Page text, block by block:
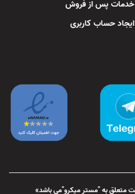
خدمات پس از فروش
ایجاد حساب کاربری